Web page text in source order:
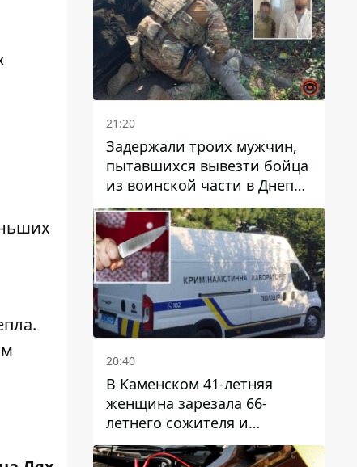
21:20
Задержали троих мужчин,
пытавшихся вывезти бойца
из воинской части в Днепр
за 7 тысяч долларов: среди
них был врач
20:40
В Каменском 41-летняя
женщина зарезала 66-
летнего сожителя и
пыталась обмануть
полицейских